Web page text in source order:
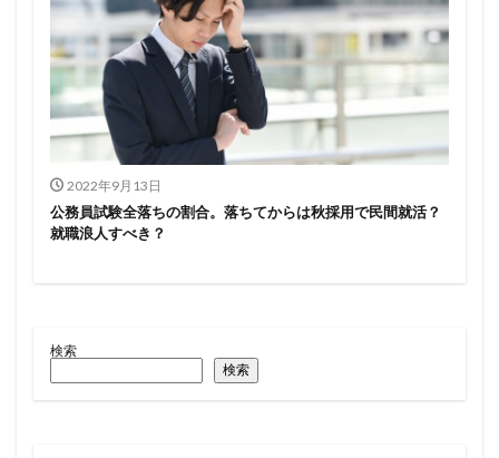
2022年9月13日
公務員試験全落ちの割合。落ちてからは秋採用で民間就活？
就職浪人すべき？
検索
検索